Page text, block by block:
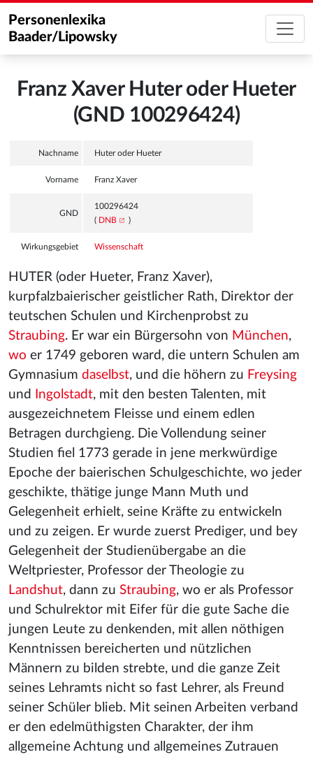
Personenlexika
Baader/Lipowsky
Franz Xaver Huter oder Hueter
(GND 100296424)
Nachname Huter oder Hueter
Vorname Franz Xaver
GND
100296424
( DNB )
Wirkungsgebiet Wissenschaft
HUTER (oder Hueter, Franz Xaver),
kurpfalzbaierischer geistlicher Rath, Direktor der
teutschen Schulen und Kirchenprobst zu
Straubing. Er war ein Bürgersohn von München,
wo er 1749 geboren ward, die untern Schulen am
Gymnasium daselbst, und die höhern zu Freysing
und
Ingolstadt, mit den besten Talenten, mit
ausgezeichnetem Fleisse und einem edlen
Betragen durchgieng. Die Vollendung seiner
Studien fiel 1773 gerade in jene merkwürdige
Epoche der baierischen Schulgeschichte, wo jeder
geschikte, thätige junge Mann Muth und
Gelegenheit erhielt, seine Kräfte zu entwickeln
und zu zeigen. Er wurde zuerst Prediger, und bey
Gelegenheit der Studienübergabe an die
Weltpriester, Professor der Theologie zu
Landshut, dann zu Straubing, wo er als Professor
und Schulrektor mit Eifer für die gute Sache die
jungen Leute zu denkenden, mit allen nöthigen
Kenntnissen bereicherten und nützlichen
Männern zu bilden strebte, und die ganze Zeit
seines Lehramts nicht so fast Lehrer, als Freund
seiner Schüler blieb. Mit seinen Arbeiten verband
er den edelmüthigsten Charakter, der ihm
allgemeine Achtung und allgemeines Zutrauen